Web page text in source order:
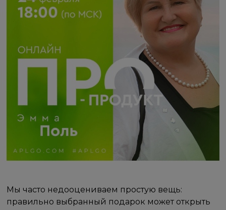
Мы часто недооцениваем простую вещь:
правильно выбранный подарок может открыть